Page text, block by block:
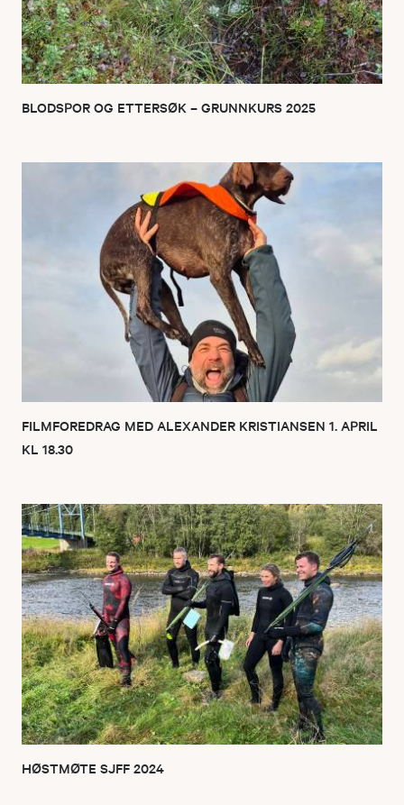
BLODSPOR OG ETTERSØK – GRUNNKURS 2025
FILMFOREDRAG MED ALEXANDER KRISTIANSEN 1. APRIL
KL 18.30
HØSTMØTE SJFF 2024